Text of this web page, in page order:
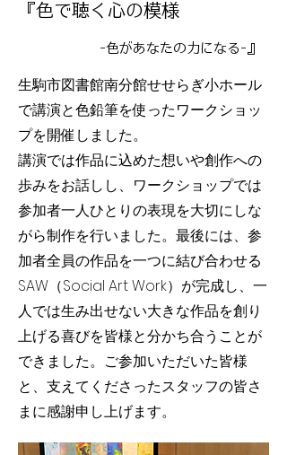
『色で聴く心の模様
-色があなたの力になる- 』
生駒市図書館南分館せせらぎ小ホール
で講演と色鉛筆を使ったワークショッ
プを開催しました。
講演では作品に込めた想いや創作への
歩みをお話しし、ワークショップでは
参加者一人ひとりの表現を大切にしな
がら制作を行いました。最後には、参
加者全員の作品を一つに結び合わせる
SAW（Social Art Work）が完成し、一
人では生み出せない大きな作品を創り
上げる喜びを皆様と分かち合うことが
できました。ご参加いただいた皆様
と、支えてくださったスタッフの皆さ
まに感謝申し上げます。